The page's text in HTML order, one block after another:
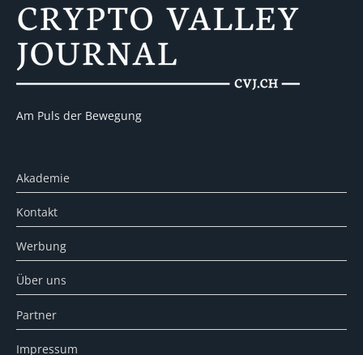
Am Puls der Bewegung
Akademie
Kontakt
Werbung
Über uns
Partner
Impressum